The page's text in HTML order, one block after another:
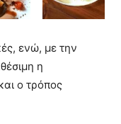
ενώ, με την
η
ο τρόπος